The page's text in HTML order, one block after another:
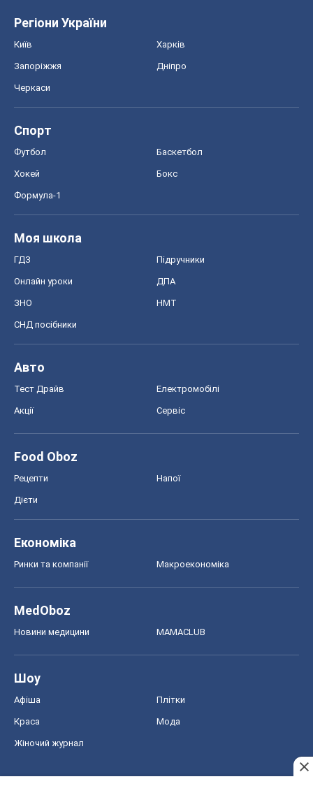
Регіони України
Київ Харків
Запоріжжя Дніпро
Черкаси
Спорт
Футбол Баскетбол
Хокей Бокс
Формула-1
Моя школа
ГДЗ Підручники
Онлайн уроки ДПА
ЗНО НМТ
СНД посібники
Авто
Тест Драйв Електромобілі
Акції Сервіс
Food Oboz
Рецепти Напої
Дієти
Економіка
Ринки та компанії Макроекономіка
MedOboz
Новини медицини MAMACLUB
Шоу
Афіша Плітки
Краса Мода
Жіночий журнал